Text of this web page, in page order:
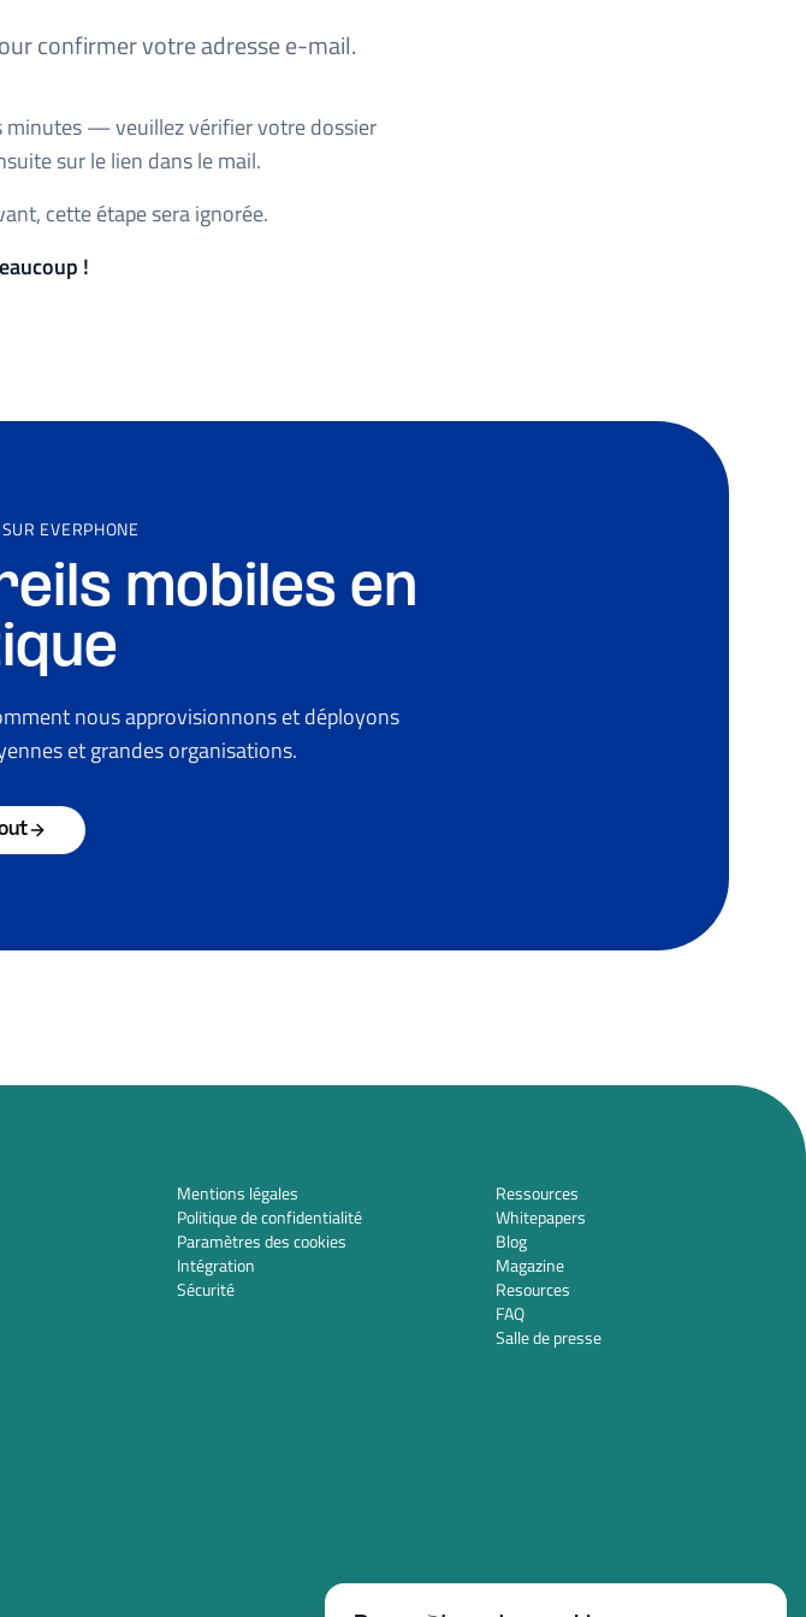
confirmer votre adresse e-mail.
minutes — veuillez vérifier votre dossier
sur le lien dans le mail.
cette étape sera ignorée.
!
EVERPHONE
mobiles en
nous approvisionnons et déployons
et grandes organisations.
Mentions légales
Politique de confidentialité
Paramètres des cookies
Intégration
Sécurité
Ressources
Whitepapers
Blog
Magazine
Resources
FAQ
Salle de presse